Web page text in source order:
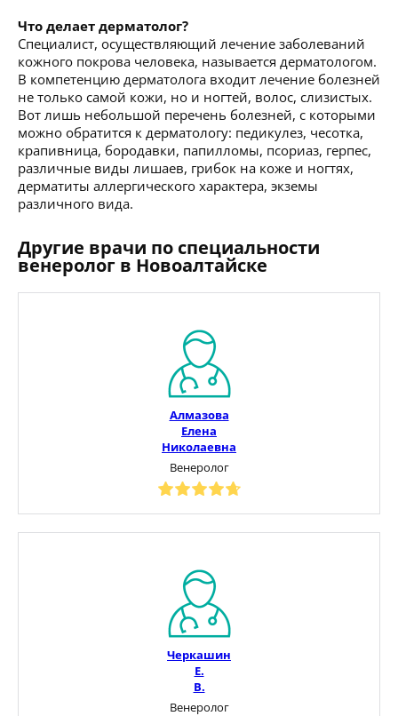
Что делает дерматолог?
Специалист, осуществляющий лечение заболеваний
кожного покрова человека, называется дерматологом.
В компетенцию дерматолога входит лечение болезней
не только самой кожи, но и ногтей, волос, слизистых.
Вот лишь небольшой перечень болезней, с которыми
можно обратится к дерматологу: педикулез, чесотка,
крапивница, бородавки, папилломы, псориаз, герпес,
различные виды лишаев, грибок на коже и ногтях,
дерматиты аллергического характера, экземы
различного вида.
Другие врачи по специальности
венеролог в Новоалтайске
Алмазова
Елена
Николаевна
Венеролог
Черкашин
Е.
В.
Венеролог